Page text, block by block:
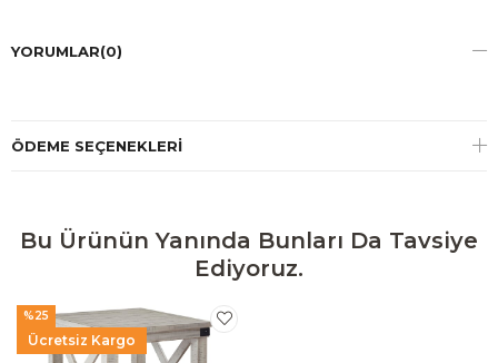
YORUMLAR(0)
ÖDEME SEÇENEKLERI
Bu Ürünün Yanında Bunları Da Tavsiye
Ediyoruz.
Ücretsiz Kargo
%25